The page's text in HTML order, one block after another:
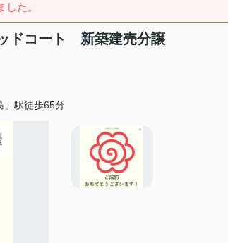
た。
ドコート 新築建売分譲
」駅徒歩65分